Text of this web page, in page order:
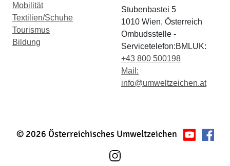
Mobilität
Textilien/Schuhe
Tourismus
Bildung
Stubenbastei 5
1010 Wien, Österreich
Ombudsstelle -
Servicetelefon:BMLUK:
+43 800 500198
Mail:
info@umweltzeichen.at
© 2026 Österreichisches Umweltzeichen